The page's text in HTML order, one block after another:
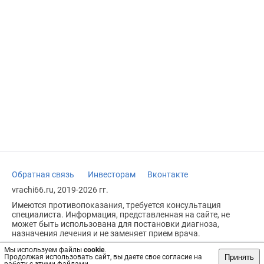
Мы используем файлы cookie.
Продолжая использовать сайт, вы даете свое согласие на
Принять
Обратная связь Инвесторам
Вконтакте
vrachi66.ru, 2019-2026 гг.
Имеются противопоказания, требуется консультация
специалиста. Информация, представленная на сайте, не
может быть использована для постановки диагноза,
назначения лечения и не заменяет прием врача.
Возрастное ограничение: 18+